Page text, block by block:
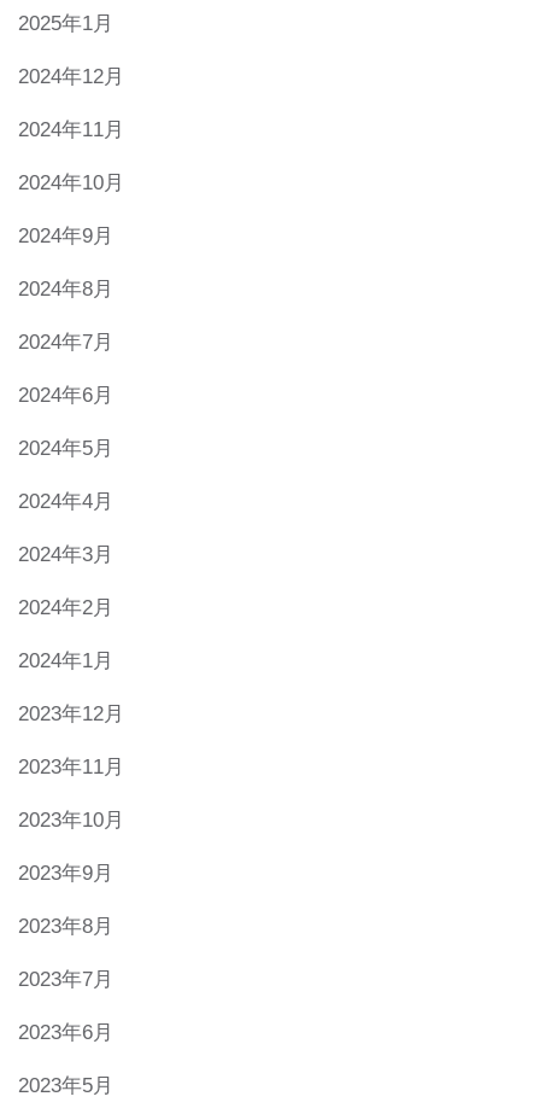
2025年1月
2024年12月
2024年11月
2024年10月
2024年9月
2024年8月
2024年7月
2024年6月
2024年5月
2024年4月
2024年3月
2024年2月
2024年1月
2023年12月
2023年11月
2023年10月
2023年9月
2023年8月
2023年7月
2023年6月
2023年5月